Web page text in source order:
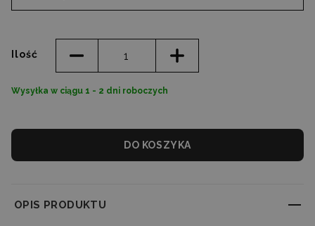
Wysyłka w ciągu 1 - 2 dni roboczych
Ilość
DO KOSZYKA
OPIS PRODUKTU